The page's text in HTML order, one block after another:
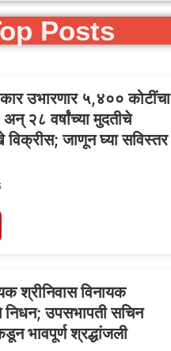
Posts
उभारणार ५,४०० कोटींचा
२८ वर्षांच्या मुदतीचे
विक्रीस; जाणून घ्या सविस्तर
श्रीनिवास विनायक
निधन; उपसभापती सचिन
भावपूर्ण श्रद्धांजली